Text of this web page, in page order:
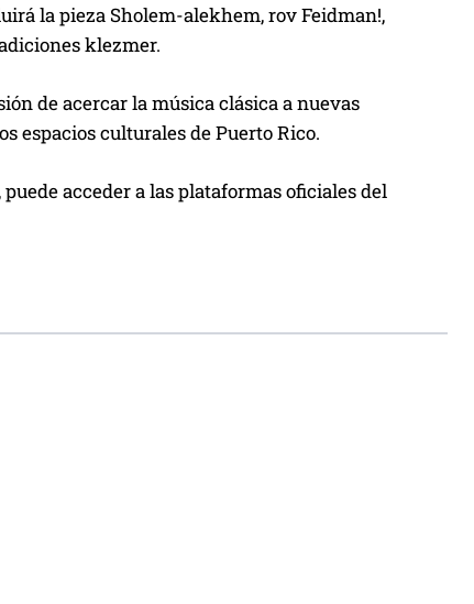
la pieza Sholem-alekhem, rov Feidman!,
klezmer.
de acercar la música clásica a nuevas
espacios culturales de Puerto Rico.
acceder a las plataformas oficiales del